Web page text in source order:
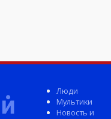
Люди
Мультики
Новость и